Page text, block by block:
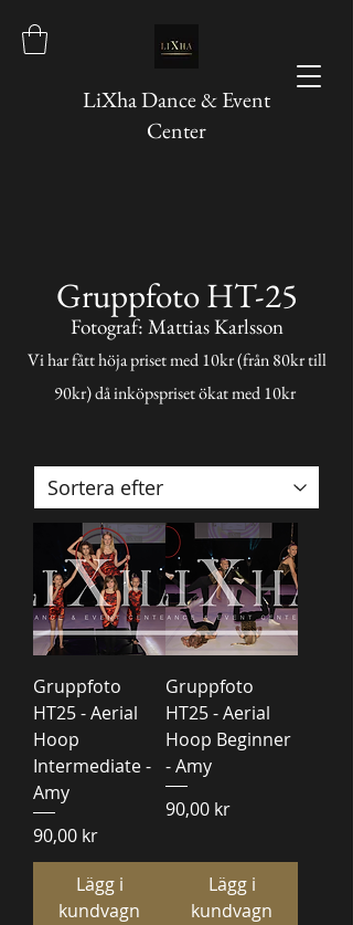
LiXha Dance & Event
Center
Gruppfoto HT-25
Fotograf: Mattias Karlsson
Vi har fått höja priset med 10kr (från 80kr till
90kr) då inköpspriset ökat med 10kr
Gruppfoto
HT25 - Aerial
Hoop
Intermediate -
Amy
Pris
90,00 kr
Lägg i
kundvagn
Gruppfoto
HT25 - Aerial
Hoop Beginner
- Amy
Pris
90,00 kr
Lägg i
kundvagn